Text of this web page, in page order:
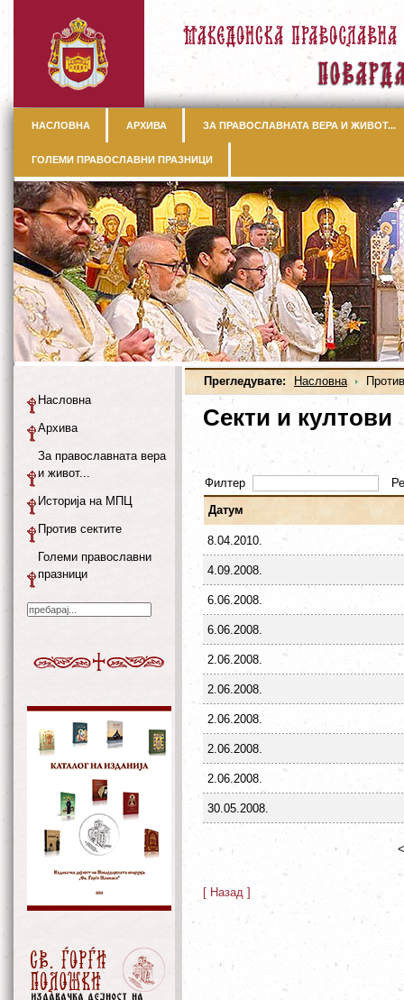
НАСЛОВНА АРХИВА ЗА ПРАВОСЛАВНАТА ВЕРА И ЖИВОТ...
ГОЛЕМИ ПРАВОСЛАВНИ ПРАЗНИЦИ
Прегледувате: Насловна
Секти и култови
Филтер
Датум
8.04.2010.
4.09.2008.
6.06.2008.
6.06.2008.
2.06.2008.
2.06.2008.
2.06.2008.
2.06.2008.
2.06.2008.
30.05.2008.
[ Назад ]
Насловна
Архива
За православната вера
и живот...
Историја на МПЦ
Против сектите
Големи православни
празници